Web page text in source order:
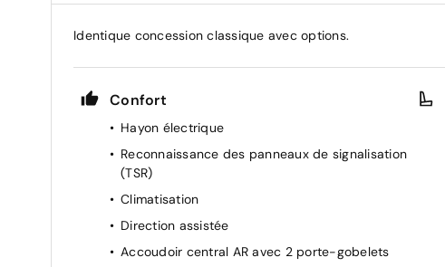
Identique concession classique avec options.
Confort
Hayon électrique
Reconnaissance des panneaux de signalisation
(TSR)
Climatisation
Direction assistée
Accoudoir central AR avec 2 porte-gobelets